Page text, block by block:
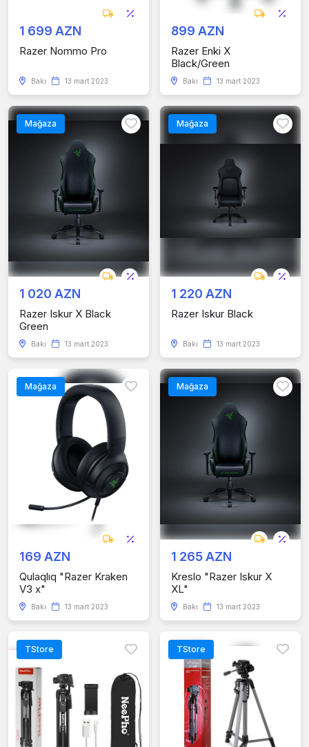
1 699 AZN
Razer Nommo Pro
Bakı 13 mart 2023
899 AZN
Razer Enki X
Black/Green
Bakı 13 mart 2023
Mağaza
1 020 AZN
Razer Iskur X Black
Green
Bakı 13 mart 2023
Mağaza
1 220 AZN
Razer Iskur Black
Bakı 13 mart 2023
Mağaza
169 AZN
Qulaqlıq "Razer Kraken
V3 x"
Bakı 13 mart 2023
Mağaza
1 265 AZN
Kreslo "Razer Iskur X
XL"
Bakı 13 mart 2023
TStore TStore